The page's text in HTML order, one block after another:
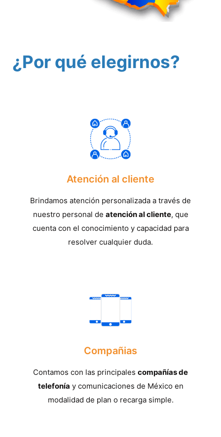
¿Por qué elegirnos?
Atención al cliente
Brindamos atención personalizada a través de
nuestro personal de atención al cliente, que
cuenta con el conocimiento y capacidad para
resolver cualquier duda.
Compañias
Contamos con las principales compañías de
telefonía y comunicaciones de México en
modalidad de plan o recarga simple.